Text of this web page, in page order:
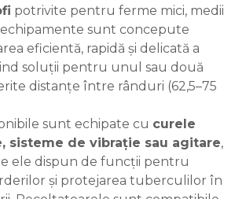
potrivite pentru ferme mici, medii
echipamente sunt concepute
eficientă, rapidă și delicată a
soluții pentru unul sau două
distanțe între rânduri (62,5–75
sunt echipate cu curele
sisteme de vibrație sau agitare,
ele dispun de funcții pentru
și protejarea tuberculilor în